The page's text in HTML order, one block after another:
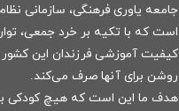
جامعه یاوری فرهنگی، سازمانی
است که با تکیه بر خرد جمعی، توان
کیفیت آموزشی فرزندان این کشور
روشن برای آنها صرف می‌کند.
هدف ما این است که هیچ کودکی به